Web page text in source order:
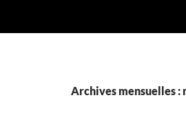
Archives mensuelles :